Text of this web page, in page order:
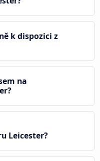
k dispozici z
na
Leicester?